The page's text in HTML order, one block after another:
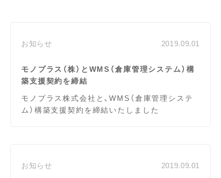
お知らせ
2019.09.01
モノプラス（株）とWMS（倉庫管理システム）構
築支援契約を締結
モノプラス株式会社と、WMS（倉庫管理システ
ム）構築支援契約を締結いたしました
お知らせ 2019.09.01